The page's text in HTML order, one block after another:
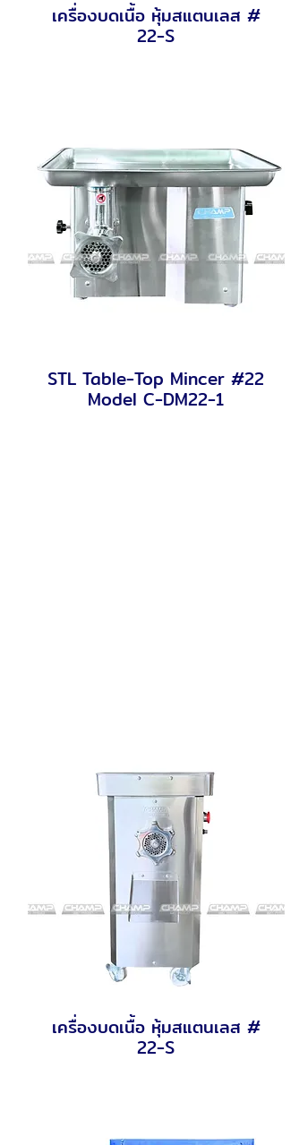
Quick View
เครื่องบดเนื้อ หุ้มสแตนเลส #
22-S
Quick View
STL Table-Top Mincer #22
Model C-DM22-1
Quick View
เครื่องบดเนื้อ หุ้มสแตนเลส #
22-S